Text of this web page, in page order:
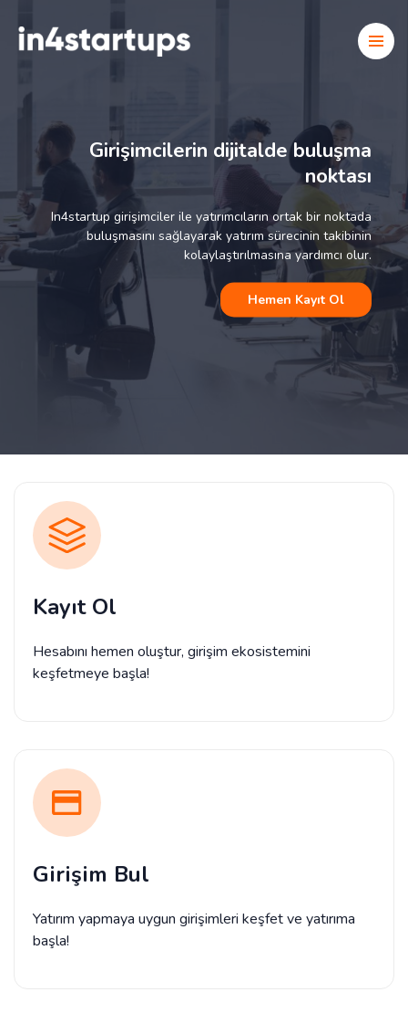
Girişimcilerin dijitalde buluşma
noktası
In4startup girişimciler ile yatırımcıların ortak bir noktada
buluşmasını sağlayarak yatırım sürecinin takibinin
kolaylaştırılmasına yardımcı olur.
Hemen Kayıt Ol
Kayıt Ol
Hesabını hemen oluştur, girişim ekosistemini
keşfetmeye başla!
Girişim Bul
Yatırım yapmaya uygun girişimleri keşfet ve yatırıma
başla!